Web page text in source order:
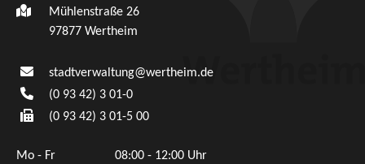
Mühlenstraße 26
97877 Wertheim
stadtverwaltung@wertheim.de
(0 93 42) 3 01-0
(0 93 42) 3 01-5 00
Mo - Fr
08:00 - 12:00 Uhr